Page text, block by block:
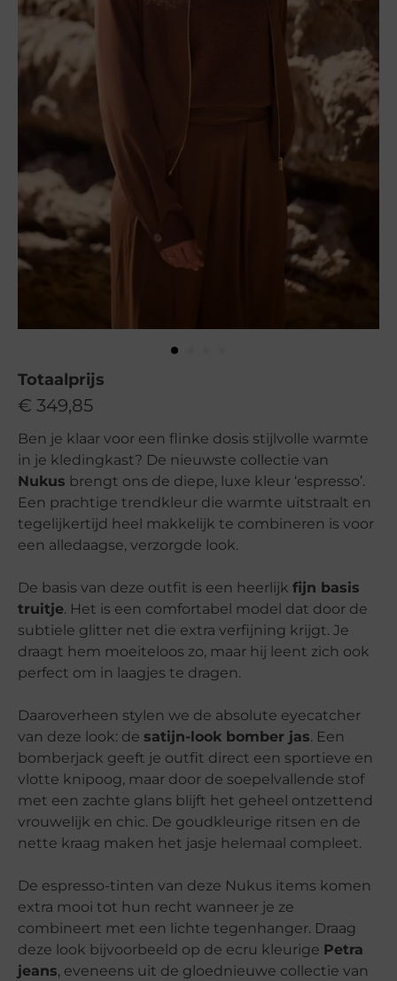
Totaalprijs
€ 349,85
Ben je klaar voor een flinke dosis stijlvolle warmte
in je kledingkast? De nieuwste collectie van
Nukus brengt ons de diepe, luxe kleur ‘espresso’.
Een prachtige trendkleur die warmte uitstraalt en
tegelijkertijd heel makkelijk te combineren is voor
een alledaagse, verzorgde look.
De basis van deze outfit is een heerlijk fijn basis
truitje. Het is een comfortabel model dat door de
subtiele glitter net die extra verfijning krijgt. Je
draagt hem moeiteloos zo, maar hij leent zich ook
perfect om in laagjes te dragen.
Daaroverheen stylen we de absolute eyecatcher
van deze look: de satijn-look bomber jas. Een
bomberjack geeft je outfit direct een sportieve en
vlotte knipoog, maar door de soepelvallende stof
met een zachte glans blijft het geheel ontzettend
vrouwelijk en chic. De goudkleurige ritsen en de
nette kraag maken het jasje helemaal compleet.
De espresso-tinten van deze Nukus items komen
extra mooi tot hun recht wanneer je ze
combineert met een lichte tegenhanger. Draag
deze look bijvoorbeeld op de ecru kleurige Petra
jeans, eveneens uit de gloednieuwe collectie van